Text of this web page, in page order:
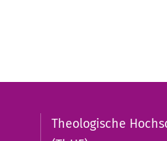
Theologische